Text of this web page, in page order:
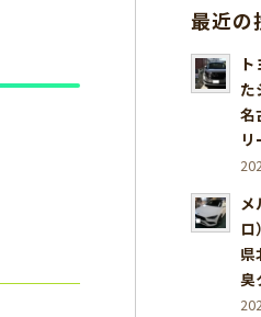
最近の
た
名
メ
県
臭